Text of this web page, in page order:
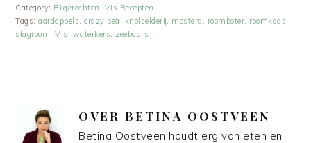
Category: Bijgerechten
Vis Recepten
Tags:aardappels ,crazy pea knolselderij mosterd roomboter roomkaas
slagroom ,Vis waterkers zeebaars
OVER BETINA OOSTVEEN
Betina Oostveen houdt erg van eten en